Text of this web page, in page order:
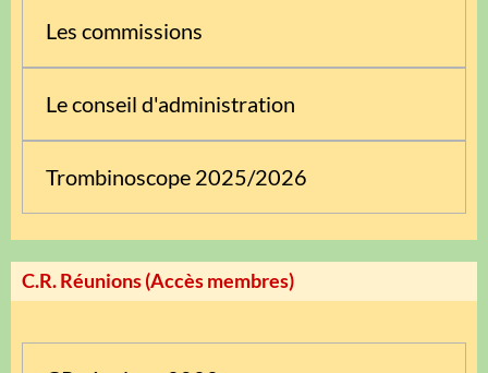
Les commissions
Le conseil d'administration
Trombinoscope 2025/2026
C.R. Réunions (Accès membres)